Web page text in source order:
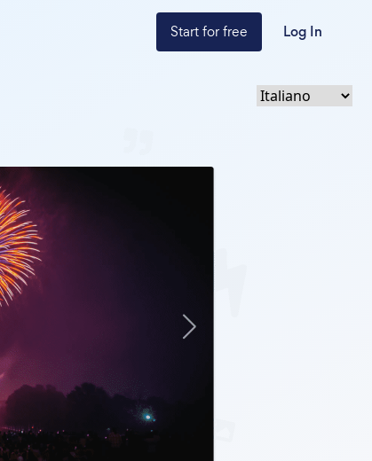
Start for free Log In